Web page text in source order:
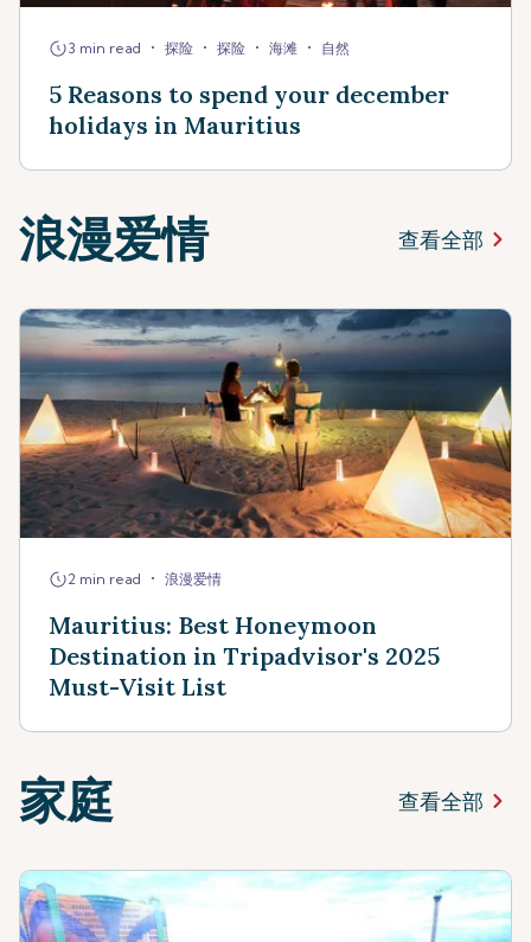
3 min read • 探险 • 探险 • 海滩 • 自然
5 Reasons to spend your december
holidays in Mauritius
浪漫爱情 查看全部
2 min read • 浪漫爱情
Mauritius: Best Honeymoon
Destination in Tripadvisor's 2025
Must-Visit List
家庭 查看全部